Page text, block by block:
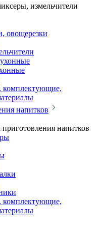
измельчители
овощерезки
комплектующие,
напитков
приготовления напитков
комплектующие,